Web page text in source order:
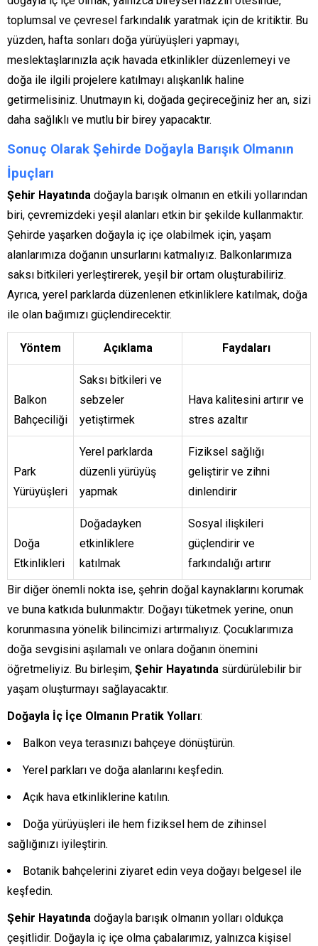
toplumsal ve çevresel farkındalık yaratmak için de kritiktir. Bu
yüzden, hafta sonları doğa yürüyüşleri yapmayı,
meslektaşlarınızla açık havada etkinlikler düzenlemeyi ve
doğa ile ilgili projelere katılmayı alışkanlık haline
getirmelisiniz. Unutmayın ki, doğada geçireceğiniz her an, sizi
daha sağlıklı ve mutlu bir birey yapacaktır.
Sonuç Olarak Şehirde Doğayla Barışık Olmanın
İpuçları
Şehir Hayatında doğayla barışık olmanın en etkili yollarından
biri, çevremizdeki yeşil alanları etkin bir şekilde kullanmaktır.
Şehirde yaşarken doğayla iç içe olabilmek için, yaşam
alanlarımıza doğanın unsurlarını katmalıyız. Balkonlarımıza
saksı bitkileri yerleştirerek, yeşil bir ortam oluşturabiliriz.
Ayrıca, yerel parklarda düzenlenen etkinliklere katılmak, doğa
ile olan bağımızı güçlendirecektir.
Yöntem Açıklama Faydaları
Balkon
Bahçeciliği
Saksı bitkileri ve
sebzeler
yetiştirmek
Hava kalitesini artırır ve
stres azaltır
Park
Yürüyüşleri
Yerel parklarda
düzenli yürüyüş
yapmak
Fiziksel sağlığı
geliştirir ve zihni
dinlendirir
Doğa
Etkinlikleri
Doğadayken
etkinliklere
katılmak
Sosyal ilişkileri
güçlendirir ve
farkındalığı artırır
Bir diğer önemli nokta ise, şehrin doğal kaynaklarını korumak
ve buna katkıda bulunmaktır. Doğayı tüketmek yerine, onun
korunmasına yönelik bilincimizi artırmalıyız. Çocuklarımıza
doğa sevgisini aşılamalı ve onlara doğanın önemini
öğretmeliyiz. Bu birleşim, Şehir Hayatında sürdürülebilir bir
yaşam oluşturmayı sağlayacaktır.
Doğayla İç İçe Olmanın Pratik Yolları:
Balkon veya terasınızı bahçeye dönüştürün.
Yerel parkları ve doğa alanlarını keşfedin.
Açık hava etkinliklerine katılın.
Doğa yürüyüşleri ile hem fiziksel hem de zihinsel
sağlığınızı iyileştirin.
Botanik bahçelerini ziyaret edin veya doğayı belgesel ile
keşfedin.
Şehir Hayatında doğayla barışık olmanın yolları oldukça
çeşitlidir. Doğayla iç içe olma çabalarımız, yalnızca kişisel